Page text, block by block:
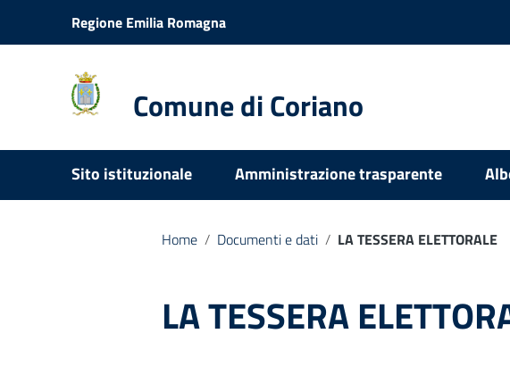
Vai ai contenuti
Vai al menu di navigazione
Regione Emilia Romagna
Comune di Coriano
Sito istituzionale Amministrazione trasparente
Home / Documenti e dati / LA TESSERA ELETTORALE
LA TESSERA